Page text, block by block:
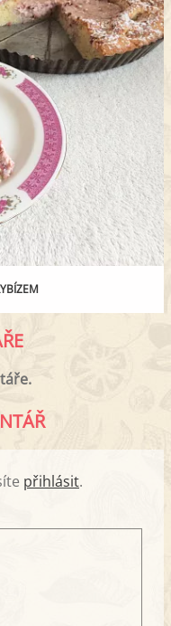
přihlásit.